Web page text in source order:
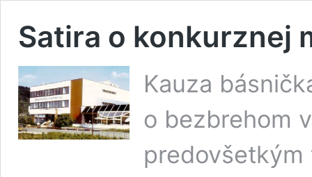
Satira o konkurznej
Kauza
o bezbrehom
predovšetkým